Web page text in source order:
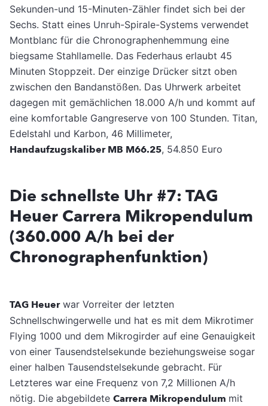
Sekunden-und 15-Minuten-Zähler findet sich bei der
Sechs. Statt eines Unruh-Spirale-Systems verwendet
Montblanc für die Chronographenhemmung eine
biegsame Stahllamelle. Das Federhaus erlaubt 45
Minuten Stoppzeit. Der einzige Drücker sitzt oben
zwischen den Bandanstößen. Das Uhrwerk arbeitet
dagegen mit gemächlichen 18.000 A/h und kommt auf
eine komfortable Gangreserve von 100 Stunden. Titan,
Edelstahl und Karbon, 46 Millimeter,
Handaufzugskaliber MB M66.25, 54.850 Euro
Die schnellste Uhr #7: TAG
Heuer Carrera Mikropendulum
(360.000 A/h bei der
Chronographenfunktion)
TAG Heuerwar Vorreiter der letzten
Schnellschwingerwelle und hat es mit dem Mikrotimer
Flying 1000 und dem Mikrogirder auf eine Genauigkeit
von einer Tausendstelsekunde beziehungsweise sogar
einer halben Tausendstelsekunde gebracht. Für
Letzteres war eine Frequenz von 7,2 Millionen A/h
nötig. Die abgebildete Carrera Mikropendulum mit